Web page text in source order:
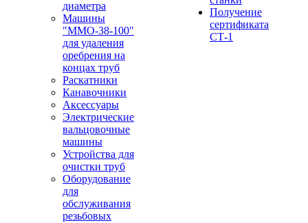
диаметра
Машины
"ММО-38-100"
для удаления
оребрения на
концах труб
Раскатники
Канавочники
Аксессуары
Электрические
вальцовочные
машины
Устройства для
очистки труб
Оборудование
для
обслуживания
резьбовых
Получение
сертификата
СТ-1